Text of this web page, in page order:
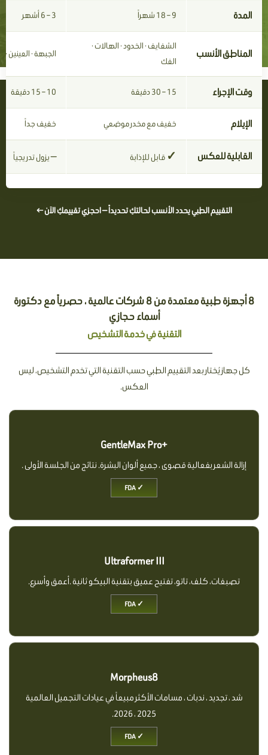
المدة 9 – 18 شهراً 3 – 6 أشهر
المناطق الأنسب
الشفايف · الخدود · الهالات ·
الفك
الجبهة · العينين ·
وقت الإجراء 15 – 30 دقيقة 10 – 15 دقيقة
الإيلام خفيف مع مخدر موضعي خفيف جداً
القابلية للعكس ✓ قابل للإذابة —يزول تدريجياً
التقييم الطبي يحدد الأنسب لحالتكِ تحديداً — احجزي تقييمكِ الآن ←
8 أجهزة طبية معتمدة من 8 شركات عالمية ، حصرياً مع دكتورة
أسماء حجازي
التقنية في خدمة التشخيص
كل جهاز يُختار بعد التقييم الطبي حسب التقنية التي تخدم التشخيص، ليس
العكس.
+GentleMax Pro
إزالة الشعر بفعالية قصوى ، جميع ألوان البشرة. نتائج من الجلسة الأولى .
✓ FDA
Ultraformer III
تصبغات، كلف، تاتو، تفتيح عميق بتقنية البيكو ثانية .أعمق وأسرع.
✓ FDA
Morpheus8
شد ، تجديد ، ندبات ، مسامات الأكثر مبيعاً في عيادات التجميل العالمية
2025 ، 2026.
✓ FDA